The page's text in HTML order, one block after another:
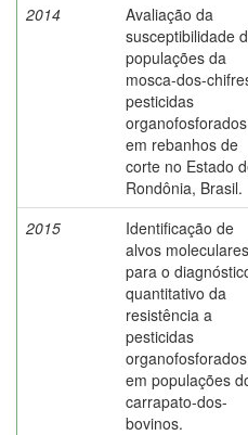
2014
Avaliação da
susceptibilidade
populações da
mosca-dos-
pesticidas
organofosforados
em rebanhos de
corte no Estado
Rondônia, Brasil.
2015
Identificação de
alvos moleculares
para o
quantitativo da
resistência a
pesticidas
organofosforados
em populações
carrapato-dos-
bovinos.